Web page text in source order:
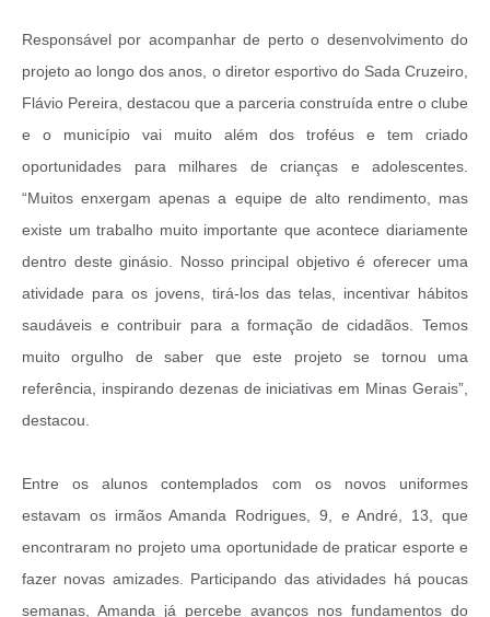
Responsável por acompanhar de perto o desenvolvimento do
projeto ao longo dos anos, o diretor esportivo do Sada Cruzeiro,
Flávio Pereira, destacou que a parceria construída entre o clube
e o município vai muito além dos troféus e tem criado
oportunidades para milhares de crianças e adolescentes.
“Muitos enxergam apenas a equipe de alto rendimento, mas
existe um trabalho muito importante que acontece diariamente
dentro deste ginásio. Nosso principal objetivo é oferecer uma
atividade para os jovens, tirá-los das telas, incentivar hábitos
saudáveis e contribuir para a formação de cidadãos. Temos
muito orgulho de saber que este projeto se tornou uma
referência, inspirando dezenas de iniciativas em Minas Gerais”,
destacou.
Entre os alunos contemplados com os novos uniformes
estavam os irmãos Amanda Rodrigues, 9, e André, 13, que
encontraram no projeto uma oportunidade de praticar esporte e
fazer novas amizades. Participando das atividades há poucas
semanas, Amanda já percebe avanços nos fundamentos do